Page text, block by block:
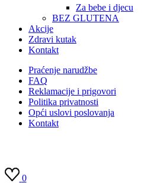
Za bebe i djecu
BEZ GLUTENA
Akcije
Zdravi kutak
Kontakt
Praćenje narudžbe
FAQ
Reklamacije i prigovori
Politika privatnosti
Opći uslovi poslovanja
Kontakt
0